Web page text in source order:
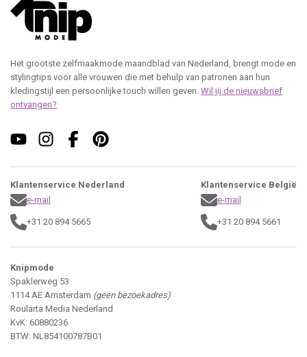
Het grootste zelfmaakmode maandblad van Nederland, brengt mode en
stylingtips voor alle vrouwen die met behulp van patronen aan hun
kledingstijl een persoonlijke touch willen geven. Wil jij de nieuwsbrief
ontvangen?
Klantenservice Nederland
e-mail
+31 20 894 5665
Klantenservice België
e-mail
+31 20 894 5661
Knipmode
Spaklerweg 53
1114 AE Amsterdam (geen bezoekadres)
Roularta Media Nederland
KvK: 60880236
BTW: NL854100787B01